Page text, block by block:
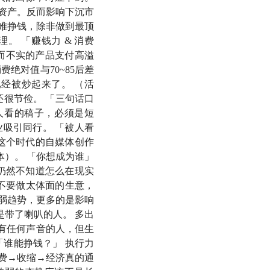
关注怎样更好地生
起请来了财经作家
超过千万的粉丝。
投资理财的基础，
什么群体的消费力
师和天楠老师的加
什么样的？
产。反而影响下沉市
挣钱，除非做到最顶
。 「赚钱力 & 消费
不实的产品支付高溢
绝对值与70~85后差
被炒起来了。 （活
节俭。 「三句话口
的稿子，必须是短
引同行。 「被人看
个时代的自媒体创作
。 「你想成为谁」
然不知道怎么在现实
做太体面的生意，
趋势，更多的是影响
了喇叭的人。 多出
任何声音的人，但生
能挣钱？」 执行力
→收缩→经济真的通